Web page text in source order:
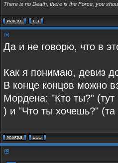
There is no Death, there is the Force, you
Да и не говорю, что в
Как я понимаю, девиз
В конце концов можно
Мордена: "Кто ты?" (тут
) и "Что ты хочешь?"